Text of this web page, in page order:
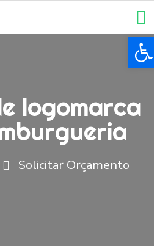
logomarca
Solicitar Orçamento